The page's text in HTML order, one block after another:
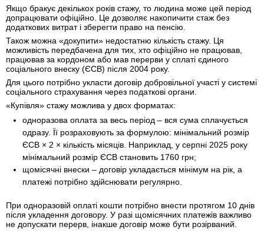
Якщо бракує декількох років стажу, то людина може цей період
допрацювати офіційно. Це дозволяє накопичити стаж без
додаткових витрат і зберегти право на пенсію.
Також можна «докупити» недостатню кількість стажу. Ця
можливість передбачена для тих, хто офіційно не працював,
працював за кордоном або мав перерви у сплаті єдиного
соціального внеску (ЄСВ) після 2004 року.
Для цього потрібно укласти договір добровільної участі у системі
соціального страхування через податкові органи.
«Купівля» стажу можлива у двох форматах:
одноразова оплата за весь період – вся сума сплачується
одразу. Її розраховують за формулою: мінімальний розмір
ЄСВ × 2 × кількість місяців. Наприклад, у серпні 2025 року
мінімальний розмір ЄСВ становить 1760 грн;
щомісячні внески – договір укладається мінімум на рік, а
платежі потрібно здійснювати регулярно.
При одноразовій оплаті кошти потрібно внести протягом 10 днів
після укладення договору. У разі щомісячних платежів важливо
не допускати перерв, інакше договір може бути розірваний.